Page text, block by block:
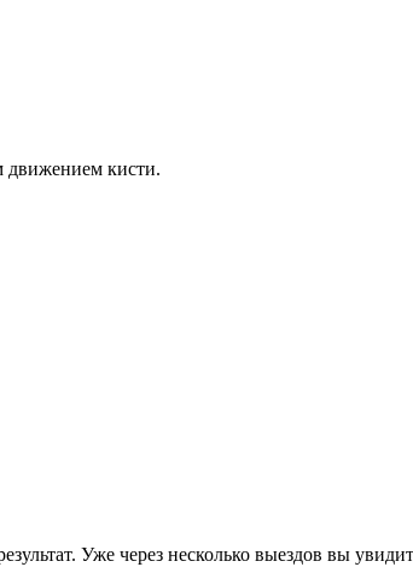
движением кисти.
Уже через несколько выездов вы